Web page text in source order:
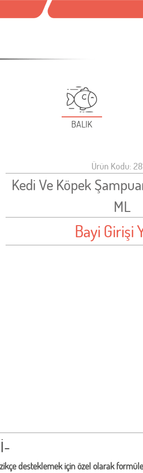
BALIK
Ürün Kodu:
Kedi Ve Köpek
ML
Bayi Girişi
desteklemek için özel olarak